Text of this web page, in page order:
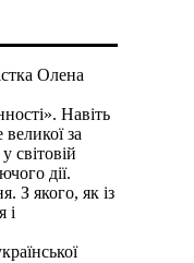
Олена
Навіть
за
світовій
дії.
З якого, як із
і